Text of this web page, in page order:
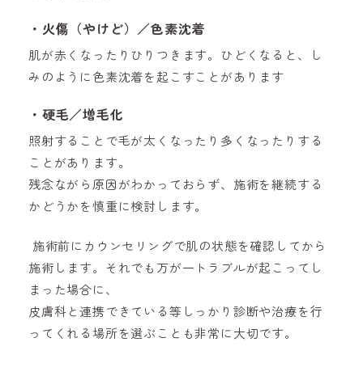
・火傷（やけど）／色素沈着
肌が赤くなったりひりつきます。ひどくなると、し
みのように色素沈着を起こすことがあります
・硬毛／増毛化
照射することで毛が太くなったり多くなったりする
ことがあります。
残念ながら原因がわかっておらず、施術を継続する
かどうかを慎重に検討します。
施術前にカウンセリングで肌の状態を確認してから
施術します。それでも万が一トラブルが起こってし
まった場合に、
皮膚科と連携できている等しっかり診断や治療を行
ってくれる場所を選ぶことも非常に大切です。